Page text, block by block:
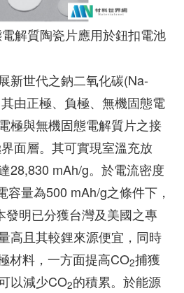
解質陶瓷片應用於鈕扣電池
新世代之鈉二氧化碳(Na-
由正極、負極、無機固態電
極與無機固態電解質片之接
面層。其可實現室溫充放
28,830 mAh/g。於電流密度
量為500 mAh/g之條件下，
發明已分獲台灣及美國之專
高且其較鋰來源便宜，同時
材料，一方面提高CO2捕獲
以減少CO2的積累。於能源